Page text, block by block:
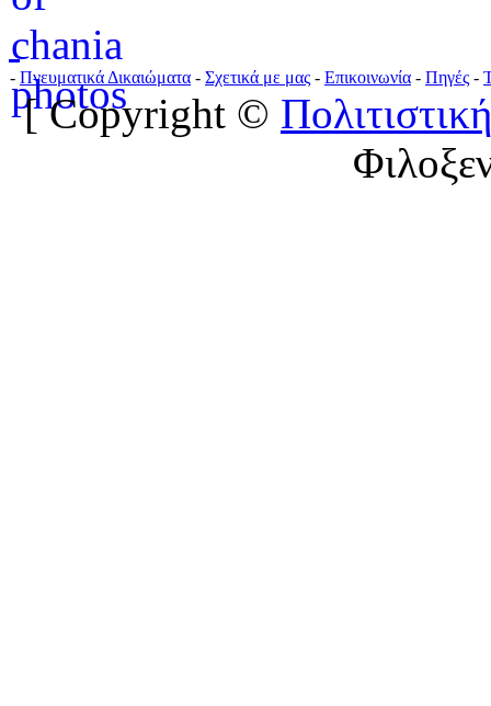
- Πνευματικά Δικαιώματα - Σχετικά με μας - Επικοινωνία - Πηγές -
[ Copyright ©